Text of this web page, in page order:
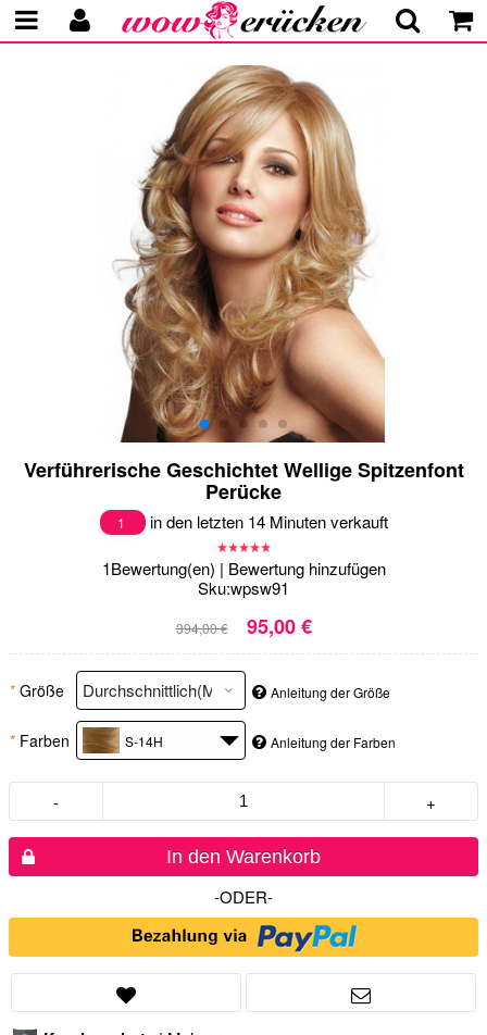
Verführerische Geschichtet Wellige Spitzenfont
Perücke
1 in den letzten 14 Minuten verkauft
1Bewertung(en) | Bewertung hinzufügen
Sku:wpsw91
394,00 € 95,00 €
* Größe Anleitung der Größe
* Farben S-14H Anleitung der Farben
- +
In den Warenkorb
-ODER-